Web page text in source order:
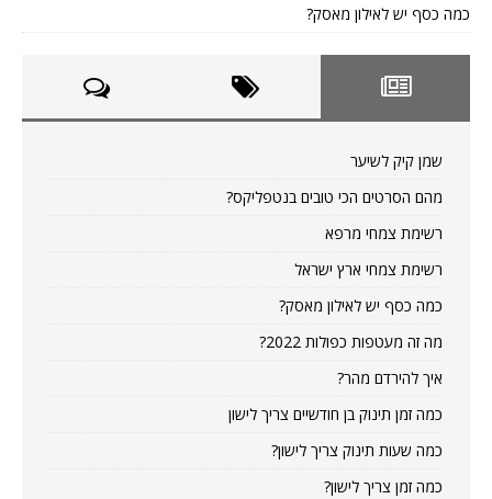
כמה כסף יש לאילון מאסק?
שמן קיק לשיער
מהם הסרטים הכי טובים בנטפליקס?
רשימת צמחי מרפא
רשימת צמחי ארץ ישראל
כמה כסף יש לאילון מאסק?
מה זה מעטפות כפולות 2022?
איך להירדם מהר?
כמה זמן תינוק בן חודשיים צריך לישון
כמה שעות תינוק צריך לישון?
כמה זמן צריך לישון?